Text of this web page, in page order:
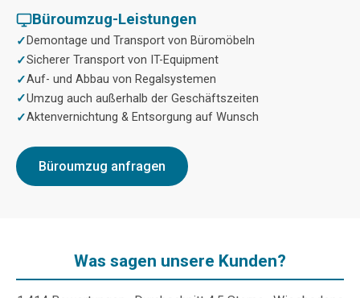
Büroumzug-Leistungen
Demontage und Transport von Büromöbeln
Sicherer Transport von IT-Equipment
Auf- und Abbau von Regalsystemen
Umzug auch außerhalb der Geschäftszeiten
Aktenvernichtung & Entsorgung auf Wunsch
Büroumzug anfragen
Was sagen unsere Kunden?